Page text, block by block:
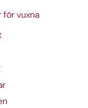
vuxna